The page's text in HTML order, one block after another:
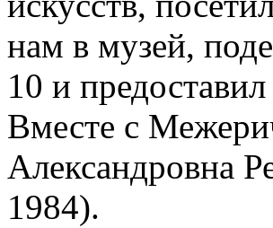
нам в музей,
10 и
Вместе с
Александровна
1984).